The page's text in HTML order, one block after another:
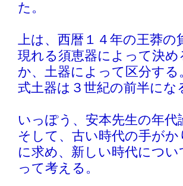
た。
上は、西暦１４年の王莽
現れる須恵器によって決
か、土器によって区分す
式土器は３世紀の前半に
いっぽう、安本先生の年
そして、古い時代の手が
に求め、新しい時代につ
って考える。